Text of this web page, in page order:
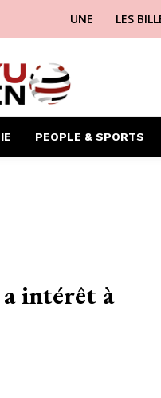
UNE LES
PEOPLE & SPORTS
intérêt à